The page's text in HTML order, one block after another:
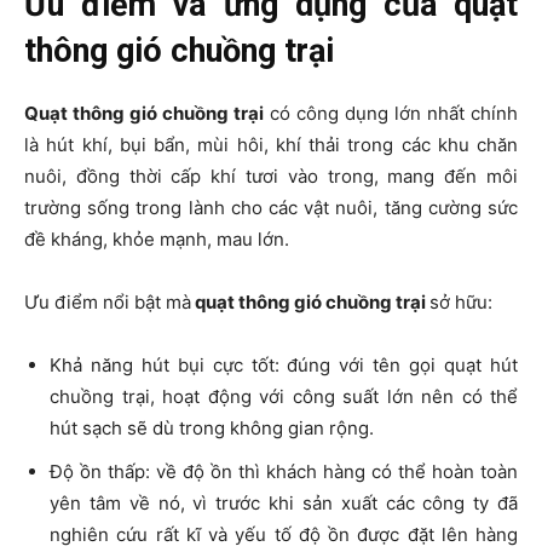
thông gió chuồng trại
Quạt thông gió chuồng trại có công dụng lớn nhất chính
là hút khí, bụi bẩn, mùi hôi, khí thải trong các khu chăn
nuôi, đồng thời cấp khí tươi vào trong, mang đến môi
trường sống trong lành cho các vật nuôi, tăng cường sức
đề kháng, khỏe mạnh, mau lớn.
Ưu điểm nổi bật màquạt thông gió chuồng trại sở hữu:
Khả năng hút bụi cực tốt: đúng với tên gọi quạt hút
chuồng trại, hoạt động với công suất lớn nên có thể
hút sạch sẽ dù trong không gian rộng.
Độ ồn thấp: về độ ồn thì khách hàng có thể hoàn toàn
yên tâm về nó, vì trước khi sản xuất các công ty đã
nghiên cứu rất kĩ và yếu tố độ ồn được đặt lên hàng